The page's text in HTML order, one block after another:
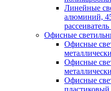
Линейные
алюминий,
Офисные
Офисные
Офисные
Офисные